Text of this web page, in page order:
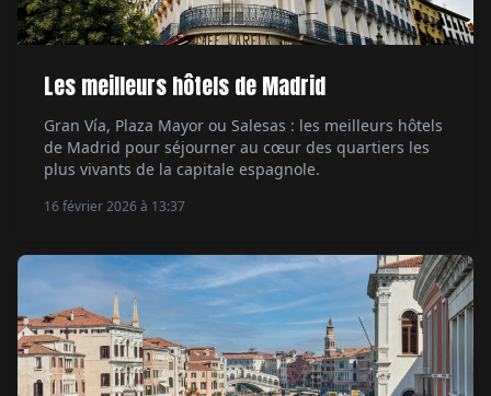
Les meilleurs hôtels de Madrid
Gran Vía, Plaza Mayor ou Salesas : les meilleurs hôtels
de Madrid pour séjourner au cœur des quartiers les
plus vivants de la capitale espagnole.
16 février 2026 à 13:37